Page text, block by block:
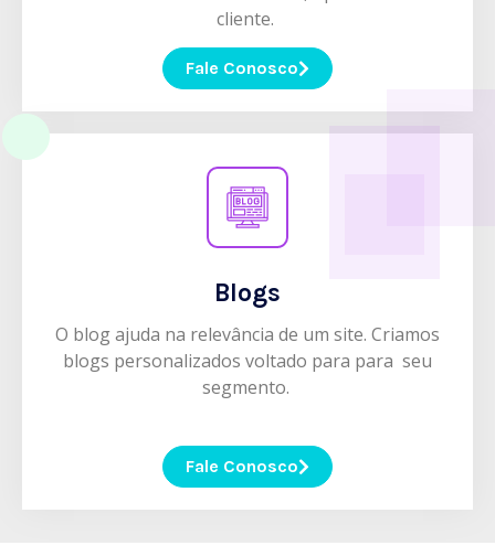
cliente.
Fale Conosco
Blogs
O blog ajuda na relevância de um site. Criamos
blogs personalizados voltado para para seu
segmento.
Fale Conosco